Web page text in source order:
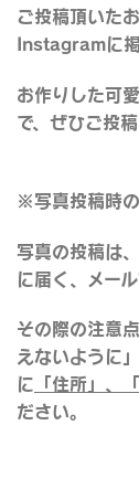
ご投稿頂いた
Instagramに掲
お作りした可
で、ぜひご投
※写真投稿時
写真の投稿は
に届く、メー
その際の注意
えないように」
に 「住所」、
ださい。